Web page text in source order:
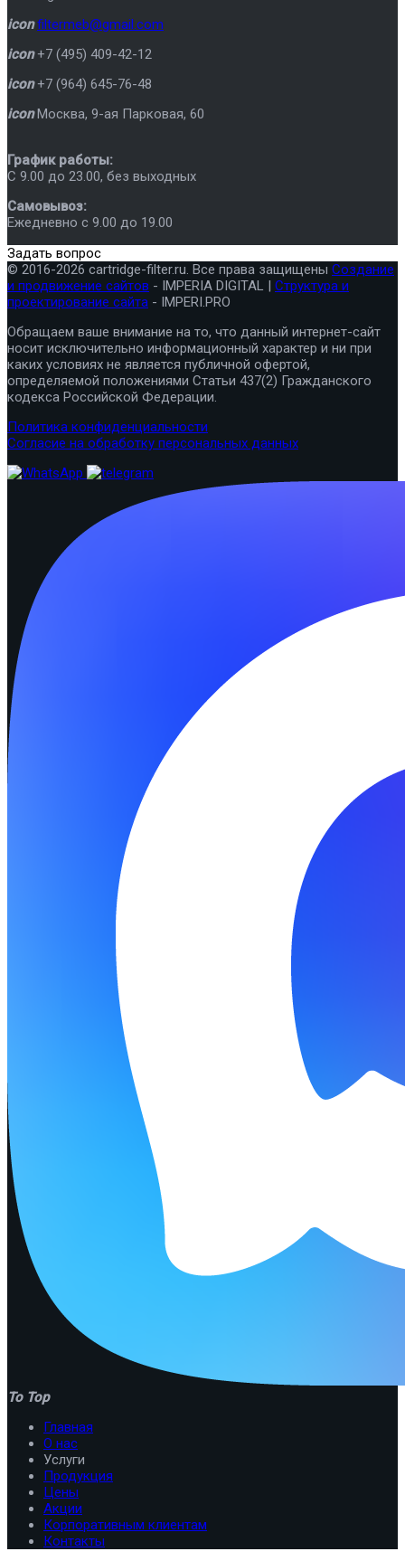
icon filtermeb@gmail.com
icon +7 (495) 409-42-12
icon +7 (964) 645-76-48
icon Москва, 9-ая Парковая, 60
График работы:
C 9.00 до 23.00, без выходных
Самовывоз:
Ежедневно с 9.00 до 19.00
Задать вопрос
© 2016-2026 cartridge-filter.ru. Все права защищены Создание
и продвижение сайтов - IMPERIA DIGITAL | Структура и
проектирование сайта - IMPERI.PRO
Обращаем ваше внимание на то, что данный интернет-сайт
носит исключительно информационный характер и ни при
каких условиях не является публичной офертой,
определяемой положениями Статьи 437(2) Гражданского
кодекса Российской Федерации.
Политика конфиденциальности
Согласие на обработку персональных данных
To Top
Главная
О нас
Услуги
Продукция
Цены
Акции
Корпоративным клиентам
Контакты